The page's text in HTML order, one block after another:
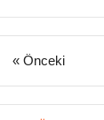
« Önceki